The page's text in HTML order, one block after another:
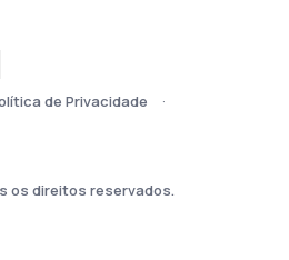
de Privacidade
os direitos reservados.